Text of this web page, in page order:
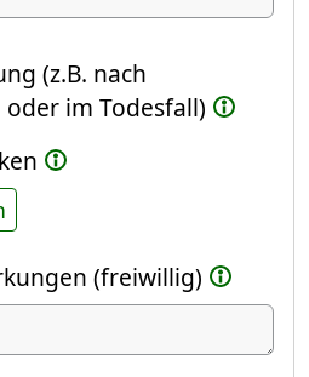
(z.B. nach
im Todesfall)
(freiwillig)